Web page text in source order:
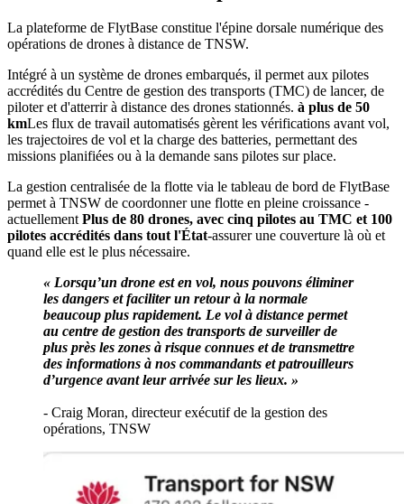
La plateforme de FlytBase constitue l'épine dorsale numérique des
opérations de drones à distance de TNSW.
Intégré à un système de drones embarqués, il permet aux pilotes
accrédités du Centre de gestion des transports (TMC) de lancer, de
piloter et d'atterrir à distance des drones stationnés. à plus de 50
kmLes flux de travail automatisés gèrent les vérifications avant vol,
les trajectoires de vol et la charge des batteries, permettant des
missions planifiées ou à la demande sans pilotes sur place.
La gestion centralisée de la flotte via le tableau de bord de FlytBase
permet à TNSW de coordonner une flotte en pleine croissance -
actuellementPlus de 80 drones, avec cinq pilotes au TMC et 100
pilotes accrédités dans tout l'État-assurer une couverture là où et
quand elle est le plus nécessaire.
« Lorsqu’un drone est en vol, nous pouvons éliminer
les dangers et faciliter un retour à la normale
beaucoup plus rapidement. Le vol à distance permet
au centre de gestion des transports de surveiller de
plus près les zones à risque connues et de transmettre
des informations à nos commandants et patrouilleurs
d’urgence avant leur arrivée sur les lieux. »
- Craig Moran, directeur exécutif de la gestion des
opérations, TNSW